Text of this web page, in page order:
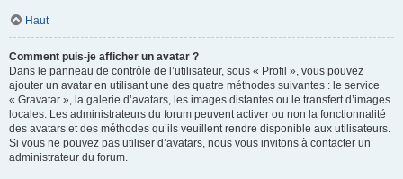
Haut
Comment puis-je afficher un avatar ?
Dans le panneau de contrôle de l’utilisateur, sous « Profil », vous pouvez
ajouter un avatar en utilisant une des quatre méthodes suivantes : le service
« Gravatar », la galerie d’avatars, les images distantes ou le transfert d’images
locales. Les administrateurs du forum peuvent activer ou non la fonctionnalité
des avatars et des méthodes qu’ils veuillent rendre disponible aux utilisateurs.
Si vous ne pouvez pas utiliser d’avatars, nous vous invitons à contacter un
administrateur du forum.